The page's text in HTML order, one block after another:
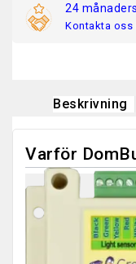
24
Kontakta oss
Beskrivning
Varför